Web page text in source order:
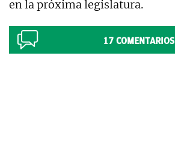
en la próxima legislatura.
17 COMENTARIOS